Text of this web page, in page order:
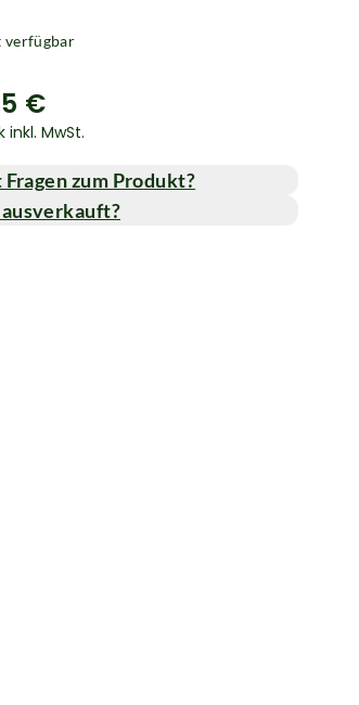
verfügbar
€
inkl. MwSt.
Fragen zum Produkt?